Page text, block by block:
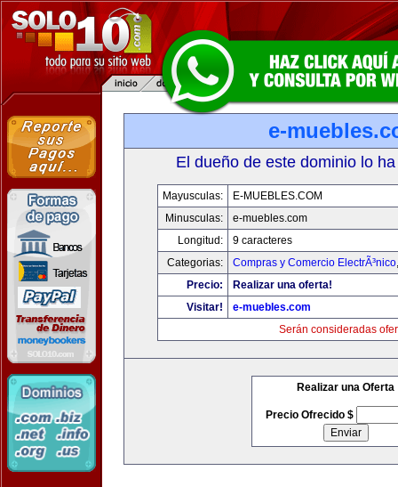
e-
El dueño de este dominio lo
Mayusculas:
E-MUEBLES.COM
Minusculas:
e-muebles.com
Longitud:
9 caracteres
Categorias:
Compras y Comercio ElectrÃ³nico
Precio:
Realizar una oferta!
Visitar!
e-muebles.com
Serán consideradas
Realizar una Oferta
Precio Ofrecido $